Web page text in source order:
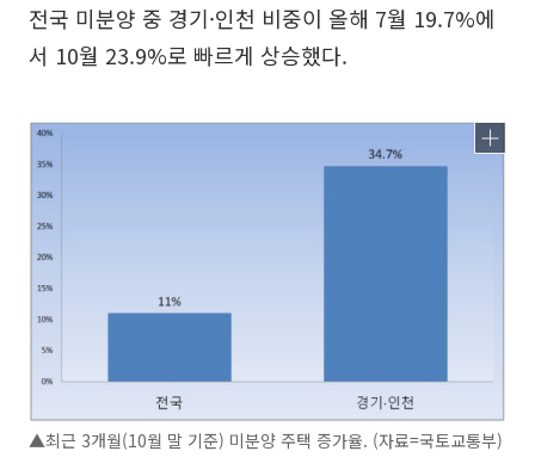
전국 미분양 중 경기·인천 비중이 올해 7월 19.7%에
서 10월 23.9%로 빠르게 상승했다.
▲최근 3개월(10월 말 기준) 미분양 주택 증가율. (자료=국토교통부)